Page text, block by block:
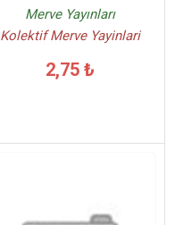
Merve Yayınları
Kolektif Merve Yayinlari
2,75 ₺